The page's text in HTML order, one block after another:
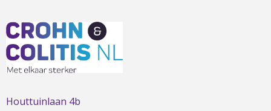
Houttuinlaan 4b